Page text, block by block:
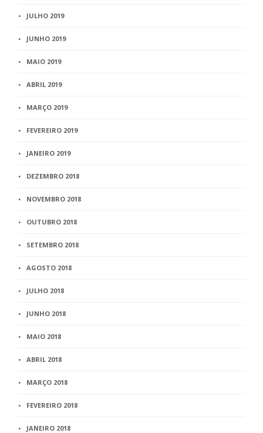
JULHO 2019
JUNHO 2019
MAIO 2019
ABRIL 2019
MARÇO 2019
FEVEREIRO 2019
JANEIRO 2019
DEZEMBRO 2018
NOVEMBRO 2018
OUTUBRO 2018
SETEMBRO 2018
AGOSTO 2018
JULHO 2018
JUNHO 2018
MAIO 2018
ABRIL 2018
MARÇO 2018
FEVEREIRO 2018
JANEIRO 2018